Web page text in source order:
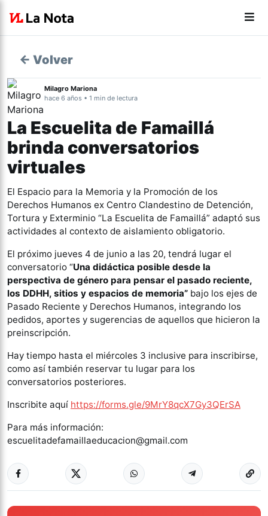
← Volver
Milagro Mariona
hace 6 años • 1 min de lectura
La Escuelita de Famaillá
brinda conversatorios
virtuales
El Espacio para la Memoria y la Promoción de los
Derechos Humanos ex Centro Clandestino de Detención,
Tortura y Exterminio “La Escuelita de Famaillá” adaptó sus
actividades al contexto de aislamiento obligatorio.
El próximo jueves 4 de junio a las 20, tendrá lugar el
conversatorio “Una didáctica posible desde la
perspectiva de género para pensar el pasado reciente,
los DDHH, sitios y espacios de memoria” bajo los ejes de
Pasado Reciente y Derechos Humanos, integrando los
pedidos, aportes y sugerencias de aquellos que hicieron la
preinscripción.
Hay tiempo hasta el miércoles 3 inclusive para inscribirse,
como así también reservar tu lugar para los
conversatorios posteriores.
Inscribite aquí https://forms.gle/9MrY8qcX7Gy3QErSA
Para más información:
escuelitadefamaillaeducacion@gmail.com